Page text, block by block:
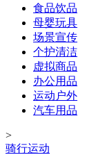
食品饮品
母婴玩具
场景宣传
个护清洁
虚拟商品
办公用品
运动户外
汽车用品
>
骑行运动